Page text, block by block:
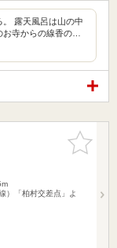
露天風呂は山の中
寺からの線香の…
お気に入
りに追加
）「柏村交差点」よ